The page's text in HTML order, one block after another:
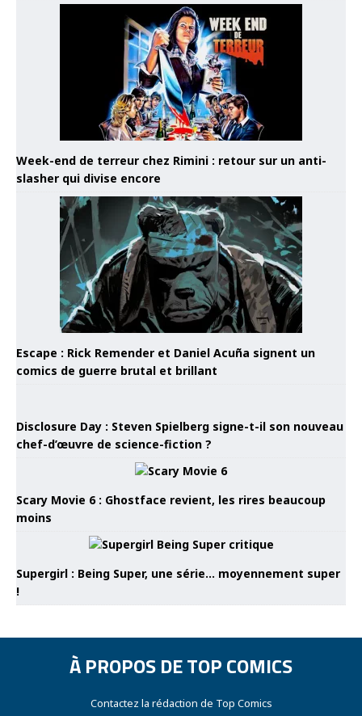
Week-end de terreur chez Rimini : retour sur un anti-
slasher qui divise encore
Escape : Rick Remender et Daniel Acuña signent un
comics de guerre brutal et brillant
Disclosure Day : Steven Spielberg signe-t-il son nouveau
chef-d’œuvre de science-fiction ?
Scary Movie 6 : Ghostface revient, les rires beaucoup
moins
Supergirl : Being Super, une série… moyennement super
!
À PROPOS DE TOP COMICS
Contactez la rédaction de Top Comics